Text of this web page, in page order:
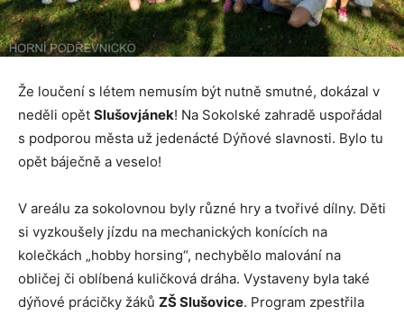
Že loučení s létem nemusím být nutně smutné, dokázal v
neděli opět Slušovjánek! Na Sokolské zahradě uspořádal
s podporou města už jedenácté Dýňové slavnosti. Bylo tu
opět báječně a veselo!
V areálu za sokolovnou byly různé hry a tvořivé dílny. Děti
si vyzkoušely jízdu na mechanických konících na
kolečkách „hobby horsing“, nechybělo malování na
obličej či oblíbená kuličková dráha. Vystaveny byla také
dýňové prácičky žáků ZŠ Slušovice. Program zpestřila